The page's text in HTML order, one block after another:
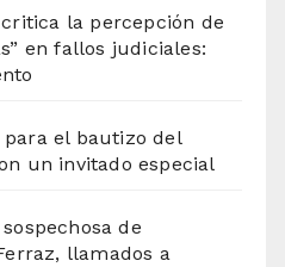
la percepción de
en fallos judiciales:
para el bautizo del
un invitado especial
de
llamados a